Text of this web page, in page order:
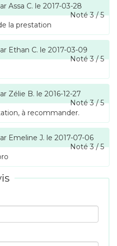
Assa C. le 2017-03-28
Noté3/5
la prestation
Ethan C. le 2017-03-09
Noté3/5
Zélie B. le 2016-12-27
Noté3/5
à recommander.
Emeline J. le 2017-07-06
Noté3/5